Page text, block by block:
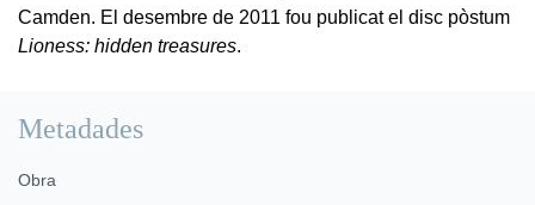
Camden. El desembre de 2011 fou publicat el disc pòstum
Lioness: hidden treasures.
Metadades
Obra